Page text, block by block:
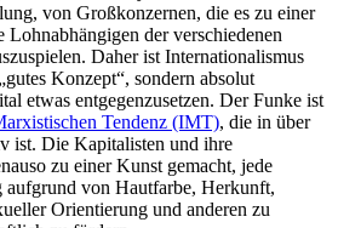
von Großkonzernen, die es zu einer
Lohnabhängigen der verschiedenen
Daher ist Internationalismus
Konzept“, sondern absolut
etwas entgegenzusetzen. Der Funke ist
Tendenz (IMT), die in über
ist. Die Kapitalisten und ihre
zu einer Kunst gemacht, jede
von Hautfarbe, Herkunft,
Orientierung und anderen zu